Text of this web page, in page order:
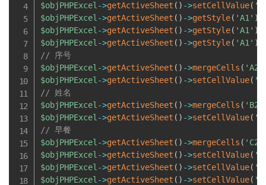
$objPHPExcel ->getActiveSheet ( ) ->setCellValue(
$objPHPExcel ->getActiveSheet ( ) ->getStyle( 'A1' )
$objPHPExcel ->getActiveSheet ( ) ->getStyle( 'A1' )
$objPHPExcel ->getActiveSheet ( ) ->getStyle( 'A1' )
// 序号
$objPHPExcel ->getActiveSheet ( ) ->mergeCells (
$objPHPExcel ->getActiveSheet ( ) ->setCellValue(
// 姓名
$objPHPExcel ->getActiveSheet ( ) ->mergeCells (
$objPHPExcel ->getActiveSheet ( ) ->setCellValue(
// 早餐
$objPHPExcel ->getActiveSheet ( ) ->mergeCells (
$objPHPExcel ->getActiveSheet ( ) ->setCellValue(
$objPHPExcel ->getActiveSheet ( ) ->setCellValue(
$objPHPExcel ->getActiveSheet ( ) ->setCellValue(